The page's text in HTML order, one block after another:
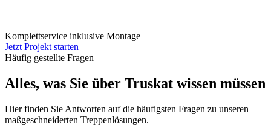
Komplettservice inklusive Montage
Jetzt Projekt starten
Häufig gestellte Fragen
Alles, was Sie über Truskat wissen müssen
Hier finden Sie Antworten auf die häufigsten Fragen zu unseren
maßgeschneiderten Treppenlösungen.